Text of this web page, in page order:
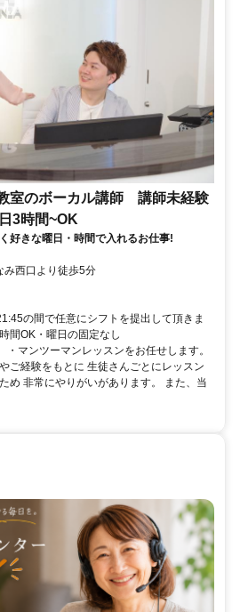
室のボーカル講師 講師未経験
3時間~OK
好きな曜日・時間で入れるお仕事!
」みなみ西口より徒歩5分
の間で任意にシフトを提出して頂きま
間OK・曜日の固定なし
・マンツーマンレッスンをお任せします。
ご経験をもとに 生徒さんごとにレッスン
め 非常にやりがいがあります。 また、当